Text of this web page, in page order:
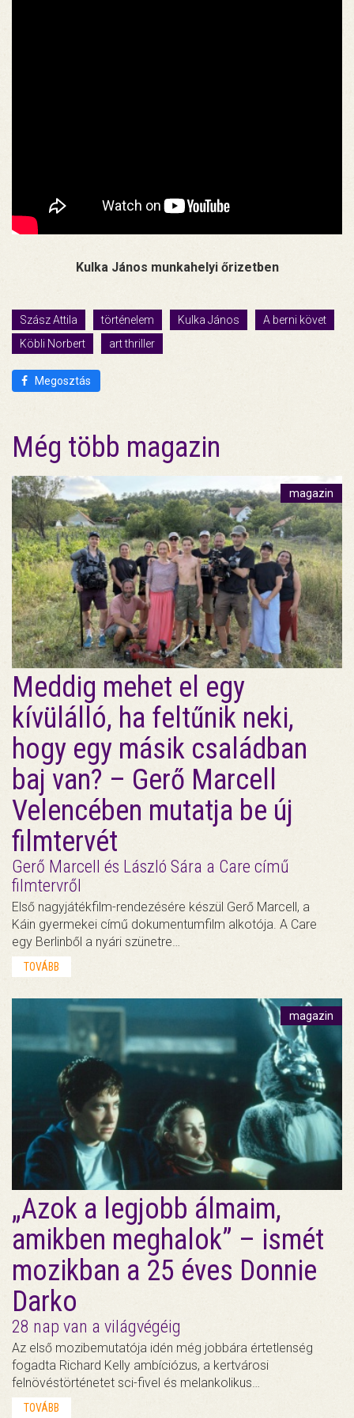
Kulka János munkahelyi őrizetben
Szász Attila történelem Kulka János
A berni követ
Köbli Norbert
art thriller
Megosztás
Még több magazin
magazin
Meddig mehet el egy
kívülálló, ha feltűnik neki,
hogy egy másik családban
baj van? – Gerő Marcell
Velencében mutatja be új
filmtervét
Gerő Marcell és László Sára a Care című
filmtervről
Első nagyjátékfilm-rendezésére készül Gerő Marcell, a
Káin gyermekei című dokumentumfilm alkotója. A Care
egy Berlinből a nyári szünetre…
TOVÁBB
magazin
„Azok a legjobb álmaim,
amikben meghalok” – ismét
mozikban a 25 éves Donnie
Darko
28 nap van a világvégéig
Az első mozibemutatója idén még jobbára értetlenség
fogadta Richard Kelly ambíciózus, a kertvárosi
felnövéstörténetet sci-fivel és melankolikus…
TOVÁBB